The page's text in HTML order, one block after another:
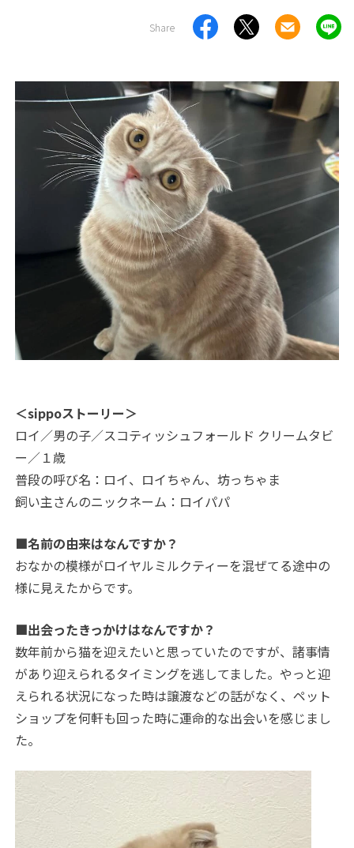
Share
＜sippoストーリー＞
ロイ／男の子／スコティッシュフォールド クリームタビ
ー／１歳
普段の呼び名：ロイ、ロイちゃん、坊っちゃま
飼い主さんのニックネーム：ロイパパ
■名前の由来はなんですか？
おなかの模様がロイヤルミルクティーを混ぜてる途中の
様に見えたからです。
■出会ったきっかけはなんですか？
数年前から猫を迎えたいと思っていたのですが、諸事情
があり迎えられるタイミングを逃してました。やっと迎
えられる状況になった時は譲渡などの話がなく、ペット
ショップを何軒も回った時に運命的な出会いを感じまし
た。